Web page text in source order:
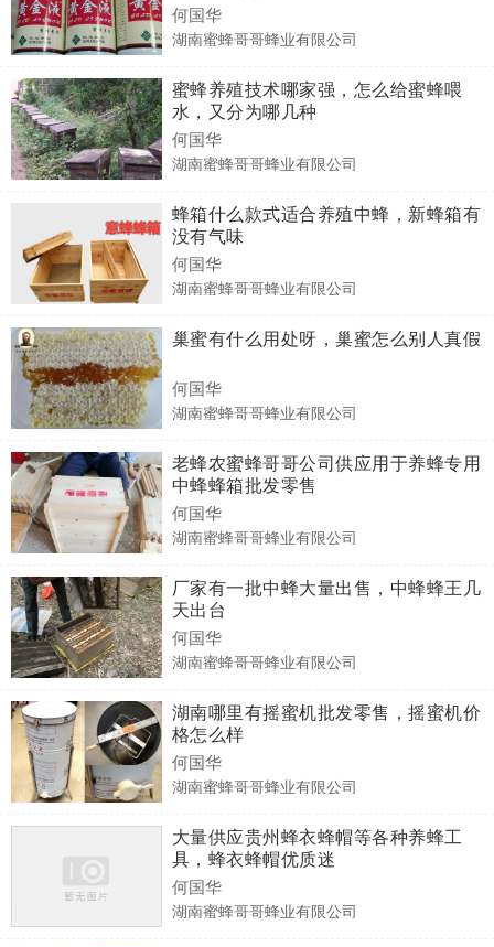
何国华
湖南蜜蜂哥哥蜂业有限公司
蜜蜂养殖技术哪家强，怎么给蜜蜂喂
水，又分为哪几种
何国华
湖南蜜蜂哥哥蜂业有限公司
蜂箱什么款式适合养殖中蜂，新蜂箱有
没有气味
何国华
湖南蜜蜂哥哥蜂业有限公司
巢蜜有什么用处呀，巢蜜怎么别人真假
何国华
湖南蜜蜂哥哥蜂业有限公司
老蜂农蜜蜂哥哥公司供应用于养蜂专用
中蜂蜂箱批发零售
何国华
湖南蜜蜂哥哥蜂业有限公司
厂家有一批中蜂大量出售，中蜂蜂王几
天出台
何国华
湖南蜜蜂哥哥蜂业有限公司
湖南哪里有摇蜜机批发零售，摇蜜机价
格怎么样
何国华
湖南蜜蜂哥哥蜂业有限公司
大量供应贵州蜂衣蜂帽等各种养蜂工
具，蜂衣蜂帽优质迷
何国华
湖南蜜蜂哥哥蜂业有限公司